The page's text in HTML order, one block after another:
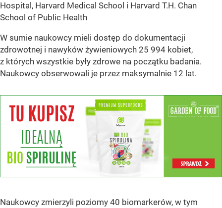
Hospital, Harvard Medical School i Harvard T.H. Chan
School of Public Health
W sumie naukowcy mieli dostęp do dokumentacji
zdrowotnej i nawyków żywieniowych 25 994 kobiet,
z których wszystkie były zdrowe na początku badania.
Naukowcy obserwowali je przez maksymalnie 12 lat.
Naukowcy zmierzyli poziomy 40 biomarkerów, w tym